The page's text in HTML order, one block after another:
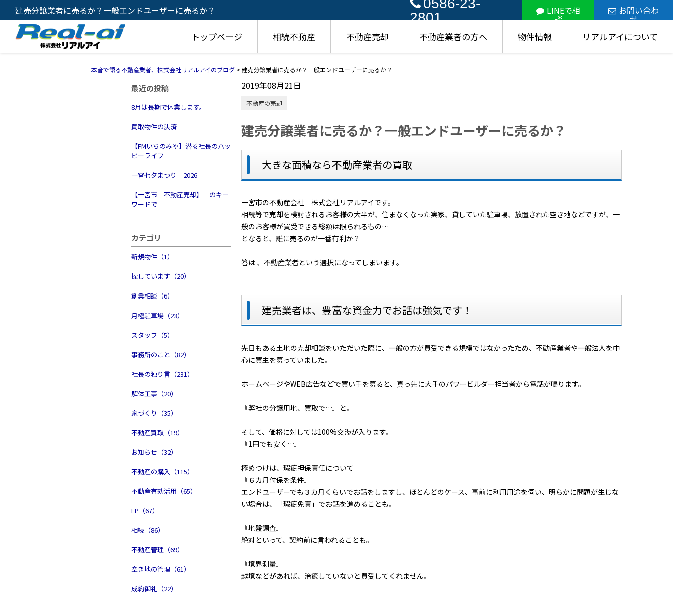
建売分譲業者に売るか？一般エンドユーザーに売るか？
2801
LINEで相
談
お問い合わ
せ
トップページ 相続不動産 不動産売却 不動産業者の方へ 物件情報 リアルアイについて
本音で語る不動産業者、株式会社リアルアイのブログ > 建売分譲業者に売るか？一般エンドユーザーに売るか？
最近の投稿
8月は長期で休業します。
買取物件の決済
【FMいちのみや】潜る社長のハッ
ピーライフ
一宮七夕まつり 2026
【一宮市 不動産売却】 のキー
ワードで
カテゴリ
新規物件（1）
探しています（20）
創業相談（6）
月極駐車場（23）
スタッフ（5）
事務所のこと（82）
社長の独り言（231）
解体工事（20）
家づくり（35）
不動産買取（19）
お知らせ（32）
不動産の購入（115）
不動産有効活用（65）
FP（67）
相続（86）
不動産管理（69）
空き地の管理（61）
成約御礼（22）
2019年08月21日
不動産の売却
建売分譲業者に売るか？一般エンドユーザーに売るか？
大きな面積なら不動産業者の買取
一宮市の不動産会社 株式会社リアルアイです。
相続等で売却を検討されるお客様の大半が、住まなくなった実家、貸していた駐車場、放置された空き地などですが、一
般のお客様が買受できる総額は限られるもの…
となると、誰に売るのが一番有利か？
答は 、不動産業者という選択になってしまいます。
建売業者は、豊富な資金力でお話は強気です！
先日もある土地の売却相談をいただいた際に、一般の方が買受できる規模ではなかったため、不動産業者や一般法人を中
心に買主を募っていました。
ホームページやWEB広告などで買い手を募ると、真っ先に大手のパワービルダー担当者から電話が鳴ります。
『弊社の分譲用地、買取で…』と。
そして、価格に対しては100%交渉が入ります。
『1円でも安く…』
極めつけは、瑕疵担保責任について
『６カ月付保を条件』
エンドユーザーでも３カ月くらいでお話をしますし、ほとんどのケース、事前に利用用途を伺い、明らかに問題が生じな
い場合は、「瑕疵免責」でお話を進めることも。
『地盤調査』
絶対といって、契約前に言われることも。
『境界測量』
越境などがあれば、治癒していないと買受してくれません。